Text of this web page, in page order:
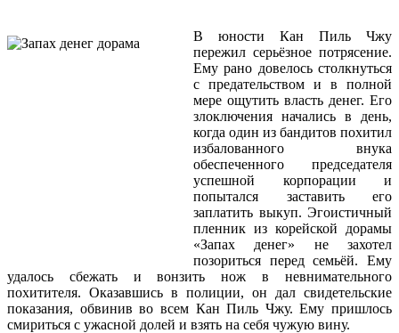
В юности Кан Пиль Чжу
пережил серьёзное потрясение.
Ему рано довелось столкнуться
с предательством и в полной
мере ощутить власть денег. Его
злоключения начались в день,
когда один из бандитов похитил
избалованного внука
обеспеченного председателя
успешной корпорации и
попытался заставить его
заплатить выкуп. Эгоистичный
пленник из корейской дорамы
«Запах денег» не захотел
позориться перед семьёй. Ему
удалось сбежать и вонзить нож в невнимательного
похитителя. Оказавшись в полиции, он дал свидетельские
показания, обвинив во всем Кан Пиль Чжу. Ему пришлось
смириться с ужасной долей и взять на себя чужую вину.